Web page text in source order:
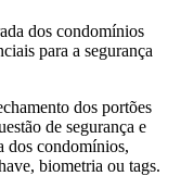
dos condomínios
para a segurança
dos portões
de segurança e
dos condomínios,
biometria ou tags.